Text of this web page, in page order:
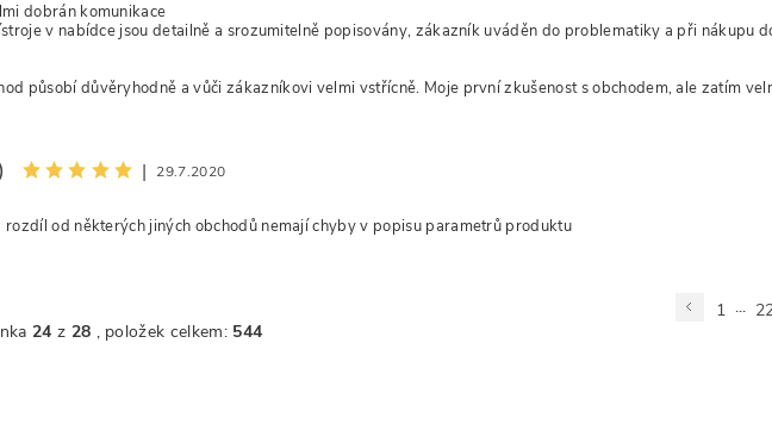
dobrán komunikace
v nabídce jsou detailně a srozumitelně popisovány, zákazník uváděn do problematiky a při nákupu
působí důvěryhodně a vůči zákazníkovi velmi vstřícně. Moje první zkušenost s obchodem, ale zatím
| 29.7.2020
rozdíl od některých jiných obchodů nemají chyby v popisu parametrů produktu
1 ...
24 z 28 , položek celkem: 544